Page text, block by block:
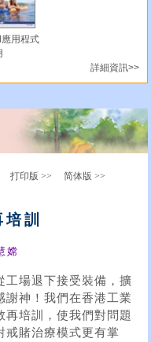
應用程式
詳細資訊>>
打印版 >> 简体版 >>
訓
嫦
工場退下接受裝備，擴
謝神！我們在香港工業
再培訓，使我們對問題
戒賭治療模式更有掌